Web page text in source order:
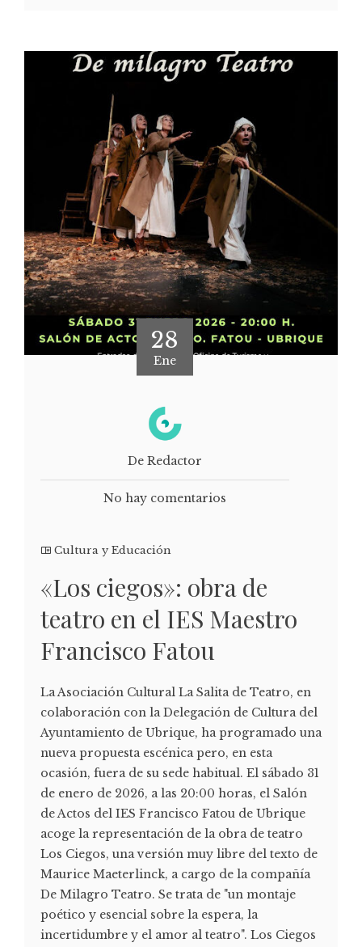
28
Ene
De Redactor
No hay comentarios
Cultura y Educación
«Los ciegos»: obra de
teatro en el IES Maestro
Francisco Fatou
La Asociación Cultural La Salita de Teatro, en
colaboración con la Delegación de Cultura del
Ayuntamiento de Ubrique, ha programado una
nueva propuesta escénica pero, en esta
ocasión, fuera de su sede habitual. El sábado 31
de enero de 2026, a las 20:00 horas, el Salón
de Actos del IES Francisco Fatou de Ubrique
acoge la representación de la obra de teatro
Los Ciegos, una versión muy libre del texto de
Maurice Maeterlinck, a cargo de la compañía
De Milagro Teatro. Se trata de "un montaje
poético y esencial sobre la espera, la
incertidumbre y el amor al teatro". Los Ciegos